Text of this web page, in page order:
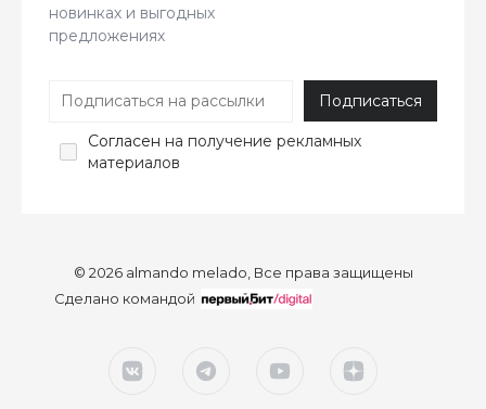
новинках и выгодных
предложениях
Согласен на получение рекламных
материалов
© 2026 almando melado, Все права защищены
Сделано командой